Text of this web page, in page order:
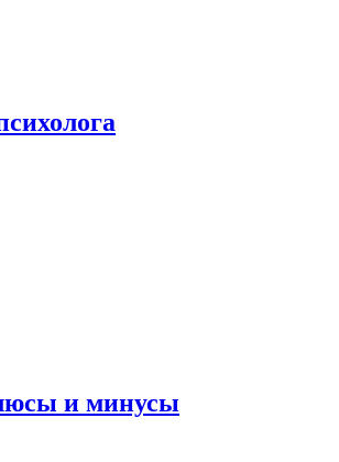
и минусы